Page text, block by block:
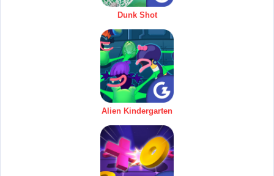
Dunk Shot
Alien Kindergarten